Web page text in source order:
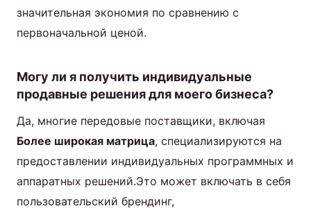
значительная экономия по сравнению с
первоначальной ценой.
Могу ли я получить индивидуальные
продавные решения для моего бизнеса?
Да, многие передовые поставщики, включая
Более широкая матрица, специализируются на
предоставлении индивидуальных программных и
аппаратных решений.Это может включать в себя
пользовательский брендинг,